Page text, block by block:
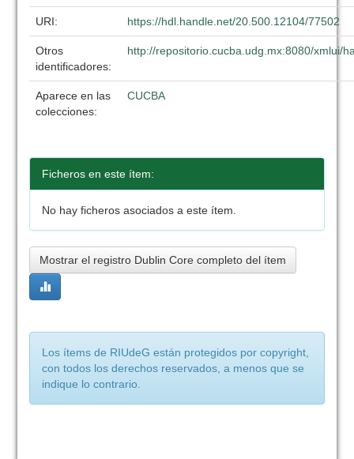
URI: https://hdl.handle.net/20.500.12104/77502
Otros
identificadores:
http://repositorio.cucba.udg.mx:8080/xmlui/
Aparece en las
colecciones:
CUCBA
Ficheros en este ítem:
No hay ficheros asociados a este ítem.
Mostrar el registro Dublin Core completo del ítem
Los ítems de RIUdeG están protegidos por copyright,
con todos los derechos reservados, a menos que se
indique lo contrario.